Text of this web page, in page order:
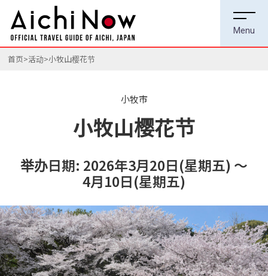
首页 活动 小牧山樱花节
小牧市
小牧山樱花节
举办日期: 2026年3月20日(星期五) ～
4月10日(星期五)